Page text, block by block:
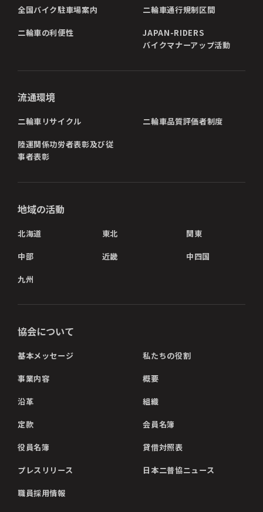
全国バイク駐車場案内 二輪車通行規制区間
二輪車の利便性
JAPAN-RIDERS
バイクマナーアップ活動
流通環境
二輪車リサイクル 二輪車品質評価者制度
陸運関係功労者表彰及び従
事者表彰
地域の活動
北海道 東北 関東
中部 近畿 中四国
九州
協会について
基本メッセージ 私たちの役割
事業内容 概要
沿革 組織
定款 会員名簿
役員名簿 貸借対照表
プレスリリース 日本二普協ニュース
職員採用情報